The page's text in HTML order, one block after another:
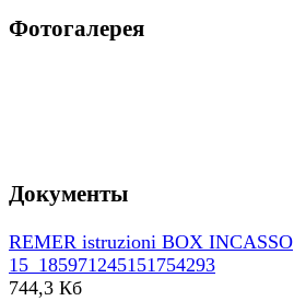
Фотогалерея
Документы
REMER istruzioni BOX INCASSO
15_185971245151754293
744,3 Кб